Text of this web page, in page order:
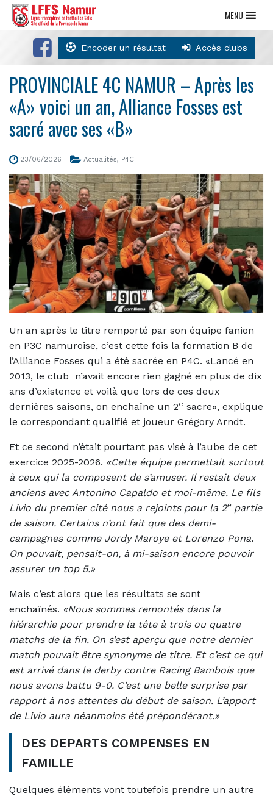
Encoder un résultat Accès clubs
MENU
PROVINCIALE 4C NAMUR – Après les
«A» voici un an, Alliance Fosses est
sacré avec ses «B»
23/06/2026 Actualités, P4C
Un an après le titre remporté par son équipe fanion
en P3C namuroise, c’est cette fois la formation B de
l’Alliance Fosses qui a été sacrée en P4C. «Lancé en
2013, le club n’avait encore rien gagné en plus de dix
ans d’existence et voilà que lors de ces deux
dernières saisons, on enchaîne un 2e sacre», explique
le correspondant qualifié et joueur Grégory Arndt.
Et ce second n’était pourtant pas visé à l’aube de cet
exercice 2025-2026. «Cette équipe permettait surtout
à ceux qui la composent de s’amuser. Il restait deux
anciens avec Antonino Capaldo et moi-même. Le fils
Livio du premier cité nous a rejoints pour la 2epartie
de saison. Certains n’ont fait que des demi-
campagnes comme Jordy Maroye et Lorenzo Pona.
On pouvait, pensait-on, à mi-saison encore pouvoir
assurer un top 5.»
Mais c’est alors que les résultats se sont
enchaînés. «Nous sommes remontés dans la
hiérarchie pour prendre la tête à trois ou quatre
matchs de la fin. On s’est aperçu que notre dernier
match pouvait être synonyme de titre. Et c’est ce qui
est arrivé dans le derby contre Racing Bambois que
nous avons battu 9-0. C’est une belle surprise par
rapport à nos attentes du début de saison. L’apport
de Livio aura néanmoins été prépondérant.»
DES DEPARTS COMPENSES EN
FAMILLE
Quelques éléments vont toutefois prendre un autre